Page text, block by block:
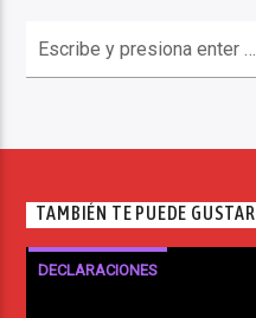
TAMBIÉN TE PUEDE GUSTAR
DECLARACIONES